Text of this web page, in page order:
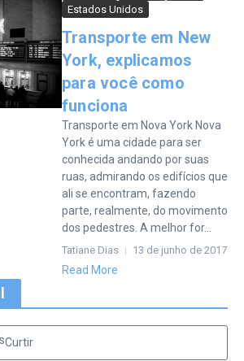
Estados Unidos
Transporte em New
York, explicamos
para você como
funciona
Transporte em Nova York Nova
York é uma cidade para ser
conhecida andando por suas
ruas, admirando os edifícios que
ali se encontram, fazendo
parte, realmente, do movimento
dos pedestres. A melhor for...
Tatiane Dias 13 de junho de 2017
Read More
Curtir